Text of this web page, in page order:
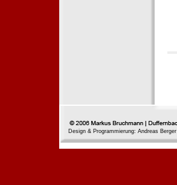
Design & Programmierung: Andreas Berger